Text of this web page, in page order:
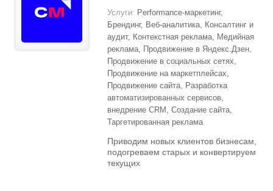
Услуги: Performance-маркетинг,
Брендинг, Веб-аналитика, Консалтинг и
аудит, Контекстная реклама, Медийная
реклама, Продвижение в Яндекс.Дзен,
Продвижение в социальных сетях,
Продвижение на маркетплейсах,
Продвижение сайта, Разработка
автоматизированных сервисов,
внедрение CRM, Создание сайта,
Таргетированная реклама
Приводим новых клиентов бизнесам,
подогреваем старых и конвертируем
текущих